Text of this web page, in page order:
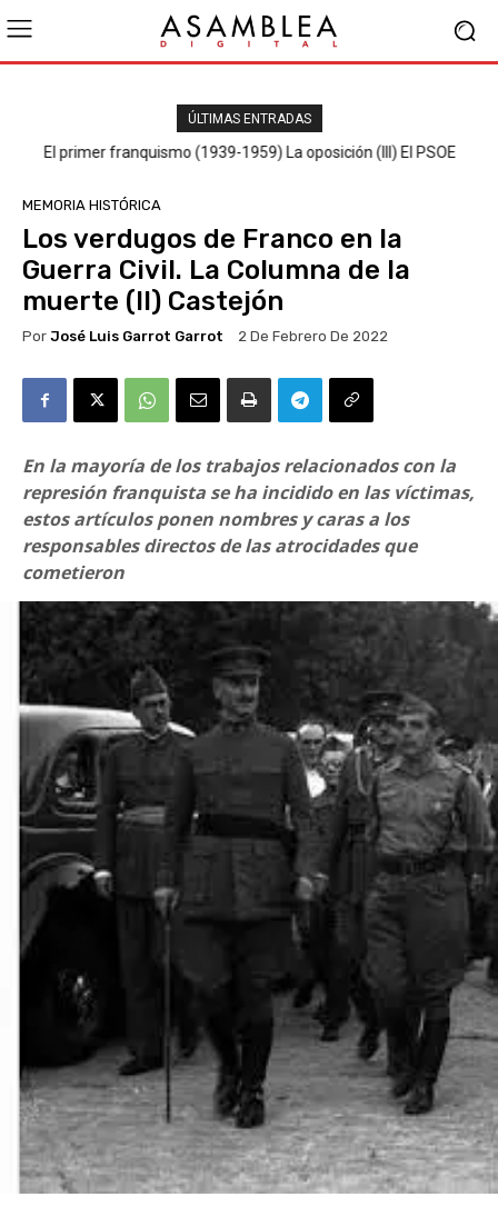
ÚLTIMAS ENTRADAS
El primer franquismo (1939-1959) La oposición (III) El PSOE
MEMORIA HISTÓRICA
Los verdugos de Franco en la
Guerra Civil. La Columna de la
muerte (II) Castejón
Por José Luis Garrot Garrot 2 De Febrero De 2022
En la mayoría de los trabajos relacionados con la
represión franquista se ha incidido en las víctimas,
estos artículos ponen nombres y caras a los
responsables directos de las atrocidades que
cometieron